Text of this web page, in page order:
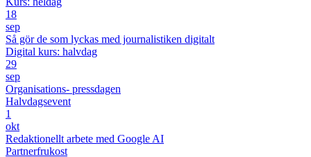
18
sep
Så gör de som lyckas med journalistiken digitalt
Digital kurs: halvdag
29
sep
Organisations- pressdagen
Halvdagsevent
1
okt
Redaktionellt arbete med Google AI
Partnerfrukost